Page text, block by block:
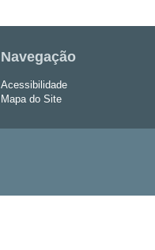
Navegação
Acessibilidade
Mapa do Site